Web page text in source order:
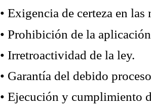
• Exigencia de certeza en las
• Prohibición de la
• Irretroactividad de la ley.
• Garantía del debido
• Ejecución y cumplimiento